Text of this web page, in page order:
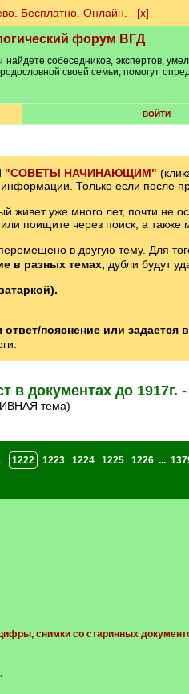
Бесплатно. Онлайн. [х]
форум ВГД
собеседников, экспертов,
своей семьи, помогут
ВОЙТИ
"СОВЕТЫ НАЧИНАЮЩИМ"
Только если после
уже много лет, почти не
или поищите через поиск, а также
в другую тему. Для
в разных темах, дубли будут
пояснение или задается
в документах до 1917г.
тема)
1222 1223 1224 1225 1226 ...
снимки со старинных